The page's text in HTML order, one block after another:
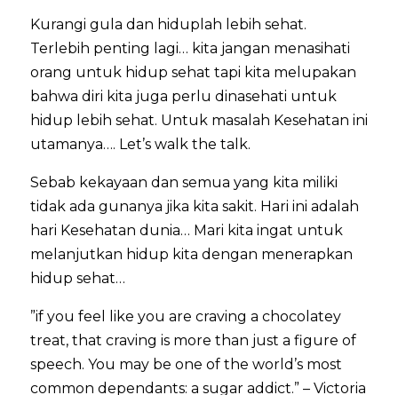
Kurangi gula dan hiduplah lebih sehat.
Terlebih penting lagi… kita jangan menasihati
orang untuk hidup sehat tapi kita melupakan
bahwa diri kita juga perlu dinasehati untuk
hidup lebih sehat. Untuk masalah Kesehatan ini
utamanya…. Let’s walk the talk.
Sebab kekayaan dan semua yang kita miliki
tidak ada gunanya jika kita sakit. Hari ini adalah
hari Kesehatan dunia… Mari kita ingat untuk
melanjutkan hidup kita dengan menerapkan
hidup sehat…
”if you feel like you are craving a chocolatey
treat, that craving is more than just a figure of
speech. You may be one of the world’s most
common dependants: a sugar addict.” – Victoria